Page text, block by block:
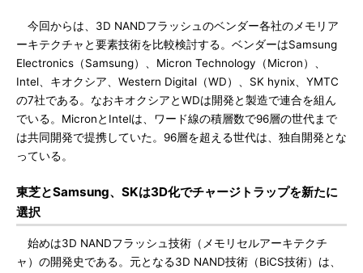
今回からは、3D NANDフラッシュのベンダー各社のメモリア
ーキテクチャと要素技術を比較検討する。ベンダーはSamsung
Electronics（Samsung）、Micron Technology（Micron）、
Intel、キオクシア、Western Digital（WD）、SK hynix、YMTC
の7社である。なおキオクシアとWDは開発と製造で連合を組ん
でいる。MicronとIntelは、ワード線の積層数で96層の世代まで
は共同開発で提携していた。96層を超える世代は、独自開発とな
っている。
東芝とSamsung、SKは3D化でチャージトラップを新たに
選択
始めは3D NANDフラッシュ技術（メモリセルアーキテクチ
ャ）の開発史である。元となる3D NAND技術（BiCS技術）は、